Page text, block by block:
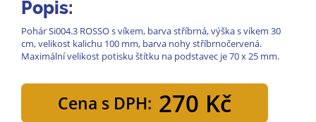
Popis:
Pohár Si004.3 ROSSO s víkem, barva stříbrná, výška s víkem 30
cm, velikost kalichu 100 mm, barva nohy stříbrnočervená.
Maximální velikost potisku štítku na podstavec je 70 x 25 mm.
Cena s DPH: 270 Kč